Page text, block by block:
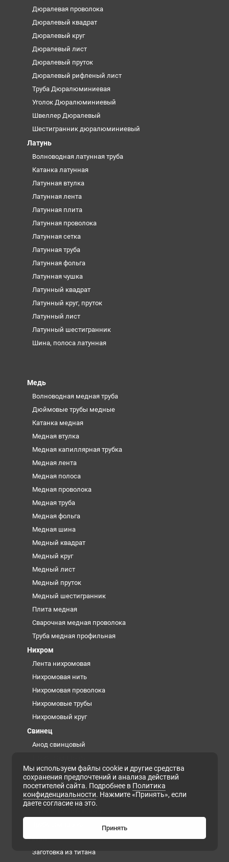
Дюралевая проволока
Дюралевый квадрат
Дюралевый круг
Дюралевый лист
Дюралевый пруток
Дюралевый рифленый лист
Труба Дюралюминиевая
Уголок Дюралюминиевый
Швеллер Дюралевый
Шестигранник дюралюминиевый
Латунь
Волноводная латунная труба
Катанка латунная
Латунная втулка
Латунная лента
Латунная плита
Латунная проволока
Латунная сетка
Латунная труба
Латунная фольга
Латунная чушка
Латунный квадрат
Латунный круг, пруток
Латунный лист
Латунный шестигранник
Шина, полоса латунная
Медь
Волноводная медная труба
Дюймовые трубы медные
Катанка медная
Медная втулка
Медная капиллярная трубка
Медная лента
Медная полоса
Медная проволока
Медная труба
Медная фольга
Медная шина
Медный квадрат
Медный круг
Медный лист
Медный пруток
Медный шестигранник
Плита медная
Сварочная медная проволока
Труба медная профильная
Нихром
Лента нихромовая
Нихромовая нить
Нихромовая проволока
Нихромовые трубы
Нихромовый круг
Свинец
Анод свинцовый
Кирпич свинцовый
Лист свинцовый
Роль свинцовая
Титан
Заготовка из титана
Мы используем файлы cookie и другие средства
сохранения предпочтений и анализа действий
посетителей сайта. Подробнее в Политика
конфиденциальности. Нажмите «Принять», если
даете согласие на это.
Принять